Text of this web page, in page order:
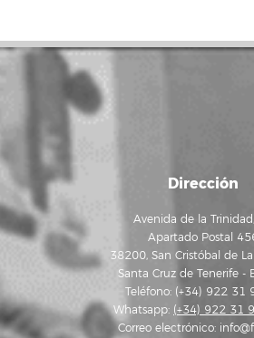
Dirección
Avenida de la
Apartado Postal
38200, San Cristóbal de
Santa Cruz de Tenerife -
Teléfono: (+34) 922 31
Whatsapp: (+34) 922 31
Correo electrónico: